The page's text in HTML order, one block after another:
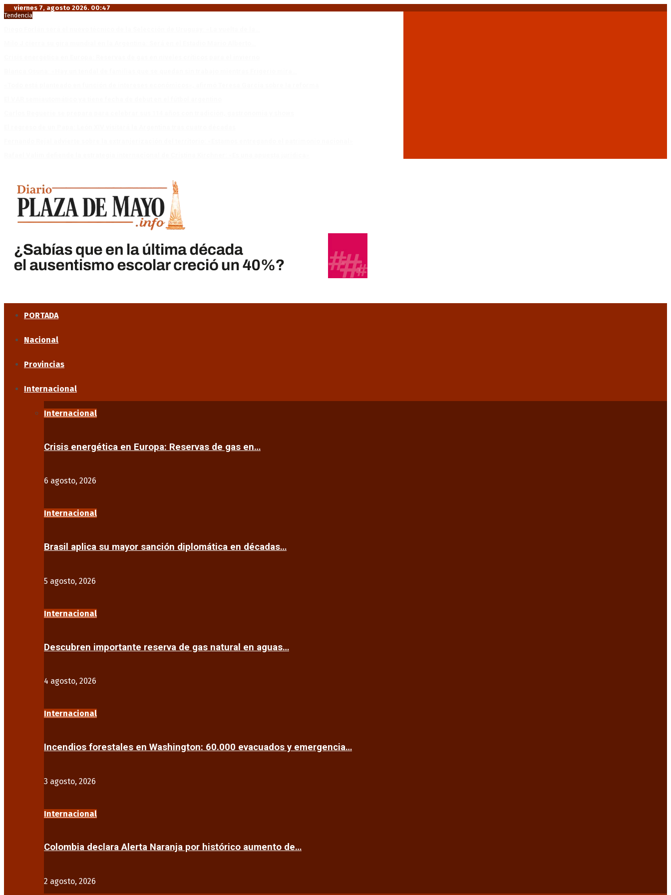
viernes 7, agosto 2026. 00:47
Tendencia
PORTADA
Nacional
Provincias
Internacional
Internacional
Crisis energética en Europa: Reservas de gas en…
6 agosto, 2026
Internacional
Brasil aplica su mayor sanción diplomática en décadas…
5 agosto, 2026
Internacional
Descubren importante reserva de gas natural en aguas…
4 agosto, 2026
Internacional
Incendios forestales en Washington: 60.000 evacuados y emergencia…
3 agosto, 2026
Internacional
Colombia declara Alerta Naranja por histórico aumento de…
2 agosto, 2026